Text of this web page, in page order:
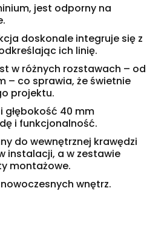
jest odporny na
doskonale integruje się z
ich linię.
w różnych rozstawach – od
– co sprawia, że świetnie
projektu.
głębokość 40 mm
i funkcjonalność.
do wewnętrznej krawędzi
instalacji, a w zestawie
montażowe.
wnętrz.